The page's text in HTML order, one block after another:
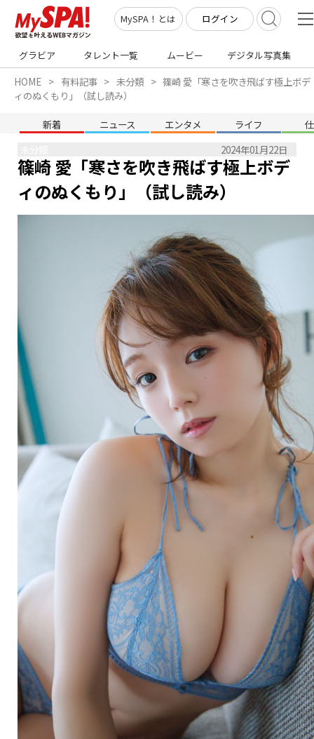
MySPA！とは ログイン
グラビア タレント一覧 ムービー デジタル写真集
HOME 有料記事 未分類
篠崎 愛「寒さを吹き飛ばす極上ボデ
ィのぬくもり」（試し読み）
新着 ニュース エンタメ ライフ
2024年01月22日
篠崎 愛「寒さを吹き飛ばす極上ボデ
ィのぬくもり」（試し読み）